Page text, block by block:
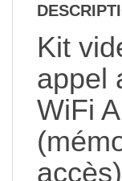
Contrôle
Kit
appel
WiFi
accès)